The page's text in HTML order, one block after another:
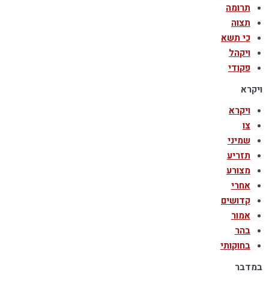
תרומה
תצוה
כי תשא
ויקהל
פקודי
ויקרא
ויקרא
צו
שמיני
תזריע
מצורע
אחרי
קדושים
אמור
בהר
בחוקותי
במדבר